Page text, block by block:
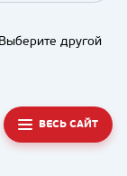
другой
ВЕСЬ САЙТ